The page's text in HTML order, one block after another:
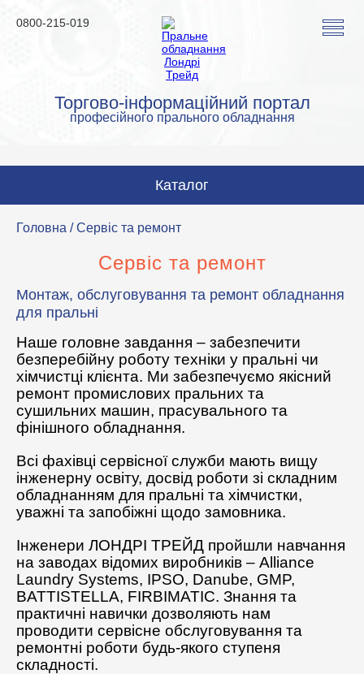
Торгово-інформаційний портал
професійного прального обладнання
0800-215-019
Каталог
Пральні машини
Сушильні машини
Прасувальне обладнання
Аквачистка та хімчистка
Допоміжне обладнання
Професійна хімія
Головна / Сервіс та ремонт
Сервіс та ремонт
Монтаж, обслуговування та ремонт обладнання
для пральні
Наше головне завдання – забезпечити
безперебійну роботу техніки у пральні чи
хімчистці клієнта. Ми забезпечуємо якісний
ремонт промислових пральних та
сушильних машин, прасувального та
фінішного обладнання.
Всі фахівці сервісної служби мають вищу
інженерну освіту, досвід роботи зі складним
обладнанням для пральні та хімчистки,
уважні та запобіжні щодо замовника.
Інженери ЛОНДРІ ТРЕЙД пройшли навчання
на заводах відомих виробників – Alliance
Laundry Systems, IPSO, Danube, GMP,
BATTISTELLA, FIRBIMATIC. Знання та
практичні навички дозволяють нам
проводити сервісне обслуговування та
ремонтні роботи будь-якого ступеня
складності.